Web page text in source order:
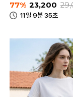
77% 23,200
11일 9분 35초